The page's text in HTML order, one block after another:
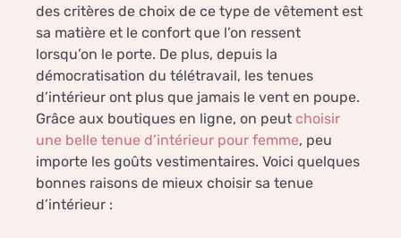
des critères de choix de ce type de vêtement est
sa matière et le confort que l’on ressent
lorsqu’on le porte. De plus, depuis la
démocratisation du télétravail, les tenues
d’intérieur ont plus que jamais le vent en poupe.
Grâce aux boutiques en ligne, on peut choisir
une belle tenue d’intérieur pour femme, peu
importe les goûts vestimentaires. Voici quelques
bonnes raisons de mieux choisir sa tenue
d’intérieur :